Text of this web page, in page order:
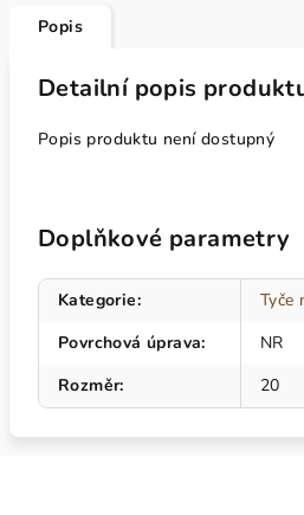
Popis
Detailní popis
Popis produktu není dostupný
Doplňkové parametry
Kategorie:
Tyče
Povrchová úprava:
NR
Rozměr: 20